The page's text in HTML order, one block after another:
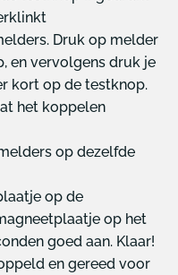
Druk op melder
en vervolgens druk je
kort op de testknop.
het koppelen
op dezelfde
op de
op het
goed aan. Klaar!
en gereed voor